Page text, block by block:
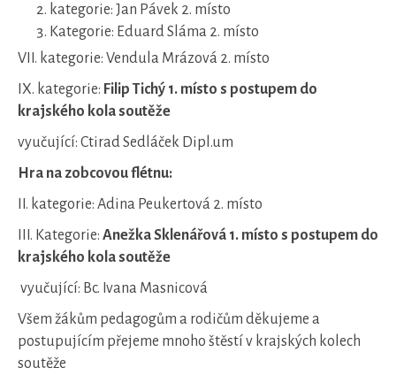
kategorie: Jan Pávek 2. místo
Kategorie: Eduard Sláma 2. místo
VII. kategorie: Vendula Mrázová 2. místo
IX. kategorie: Filip Tichý 1. místo s postupem do
krajského kola soutěže
vyučující: Ctirad Sedláček Dipl.um
Hra na zobcovou flétnu:
II. kategorie: Adina Peukertová 2. místo
III. Kategorie: Anežka Sklenářová 1. místo s postupem do
krajského kola soutěže
vyučující: Bc. Ivana Masnicová
Všem žákům pedagogům a rodičům děkujeme a
postupujícím přejeme mnoho štěstí v krajských kolech
soutěže